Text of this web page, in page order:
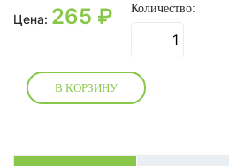
Цена: 265 ₽ Количество:
В КОРЗИНУ